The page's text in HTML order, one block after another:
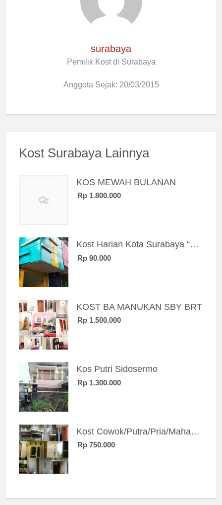
surabaya
Pemilik Kost di Surabaya
Anggota Sejak: 20/03/2015
Kost Surabaya Lainnya
KOS MEWAH BULANAN
Rp 1.800.000
Kost Harian Kota Surabaya “Sierra Kost”
Rp 90.000
KOST BA MANUKAN SBY BRT
Rp 1.500.000
Kos Putri Sidosermo
Rp 1.300.000
Kost Cowok/Putra/Pria/Mahasiswa/Karyawan SIngle eksklusif bangunan baru
Rp 750.000